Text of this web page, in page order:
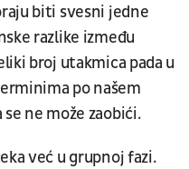
biti svesni jedne
razlike između
broj utakmica pada u
po našem
ne može zaobići.
već u grupnoj fazi.